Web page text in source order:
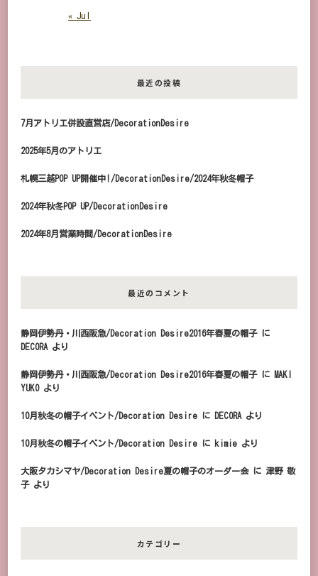
« Jul
最近の投稿
7月アトリエ併設直営店/DecorationDesire
2025年5月のアトリエ
札幌三越POP UP開催中!/DecorationDesire/2024年秋冬帽子
2024年秋冬POP UP/DecorationDesire
2024年8月営業時間/DecorationDesire
最近のコメント
静岡伊勢丹・川西阪急/Decoration Desire2016年春夏の帽子に
DECORA より
静岡伊勢丹・川西阪急/Decoration Desire2016年春夏の帽子に
MAKI
YUKOより
10月秋冬の帽子イベント/Decoration Desire に DECORA より
10月秋冬の帽子イベント/Decoration Desire に kimie より
大阪タカシマヤ/Decoration Desire夏の帽子のオーダー会に 津野 敬
子より
カテゴリー